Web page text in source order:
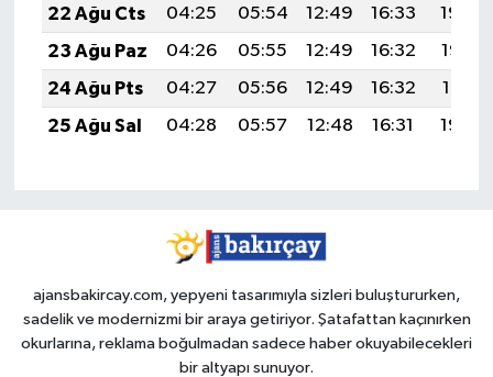
22 Ağu Cts
04:25 05:54 12:49 16:33
19:34
23 Ağu Paz
04:26 05:55 12:49 16:32
19:33
24 Ağu Pts
04:27 05:56 12:49 16:32
19:31
25 Ağu Sal
04:28 05:57 12:48 16:31 19:30
ajansbakircay.com, yepyeni tasarımıyla sizleri buluştururken,
sadelik ve modernizmi bir araya getiriyor. Şatafattan kaçınırken
okurlarına, reklama boğulmadan sadece haber okuyabilecekleri
bir altyapı sunuyor.